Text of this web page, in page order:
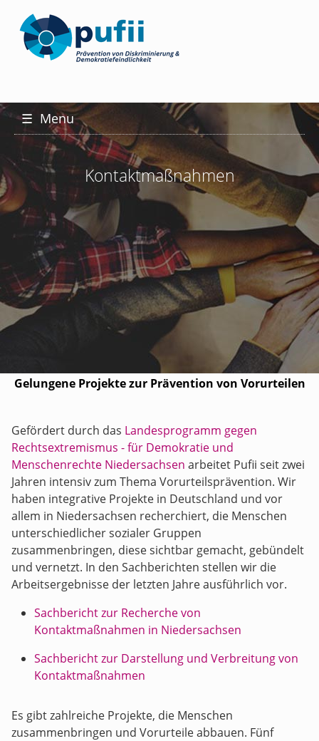
☰ Menu
Kontaktmaßnahmen
Gelungene Projekte zur Prävention von Vorurteilen
Gefördert durch das Landesprogramm gegen
Rechtsextremismus - für Demokratie und
Menschenrechte Niedersachsen arbeitet Pufii seit zwei
Jahren intensiv zum Thema Vorurteilsprävention. Wir
haben integrative Projekte in Deutschland und vor
allem in Niedersachsen recherchiert, die Menschen
unterschiedlicher sozialer Gruppen
zusammenbringen, diese sichtbar gemacht, gebündelt
und vernetzt. In den Sachberichten stellen wir die
Arbeitsergebnisse der letzten Jahre ausführlich vor.
Sachbericht zur Recherche von
Kontaktmaßnahmen in Niedersachsen
Sachbericht zur Darstellung und Verbreitung von
Kontaktmaßnahmen
Es gibt zahlreiche Projekte, die Menschen
zusammenbringen und Vorurteile abbauen. Fünf